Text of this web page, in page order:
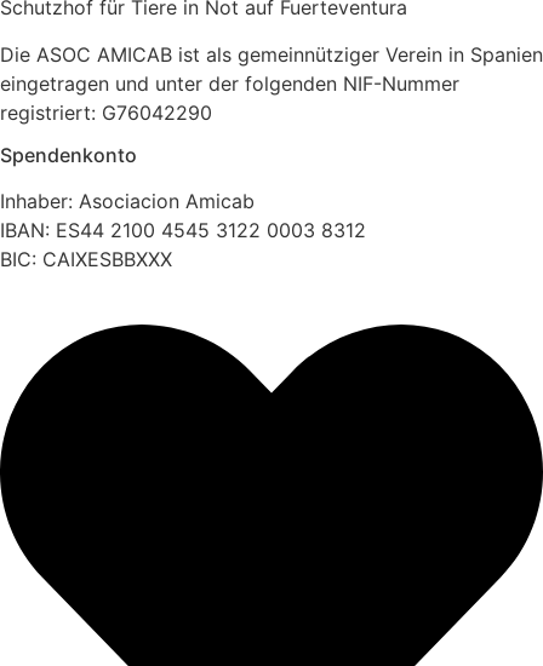
Schutzhof für Tiere in Not auf Fuerteventura
Die ASOC AMICAB ist als gemeinnütziger Verein in Spanien
eingetragen und unter der folgenden NIF-Nummer
registriert: G76042290
Spendenkonto
Inhaber: Asociacion Amicab
IBAN: ES44 2100 4545 3122 0003 8312
BIC: CAIXESBBXXX